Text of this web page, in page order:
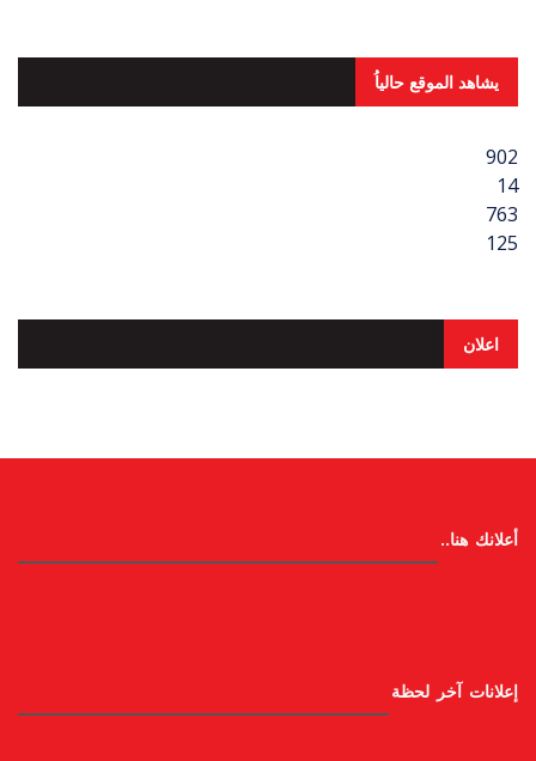
يشاهد الموقع حالياُ
902
14
763
125
اعلان
أعلانك هنا..
إعلانات آخر لحظة